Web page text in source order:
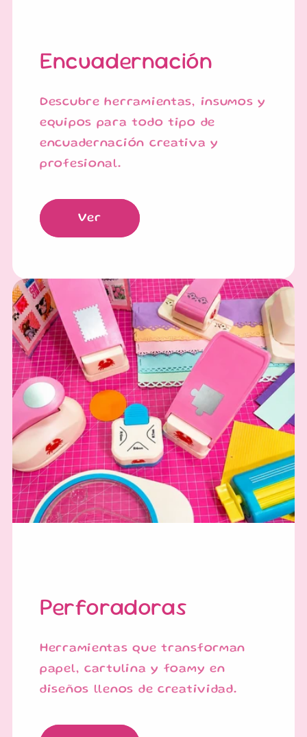
Encuadernación
Descubre herramientas, insumos y
equipos para todo tipo de
encuadernación creativa y
profesional.
Ver
Perforadoras
Herramientas que transforman
papel, cartulina y foamy en
diseños llenos de creatividad.